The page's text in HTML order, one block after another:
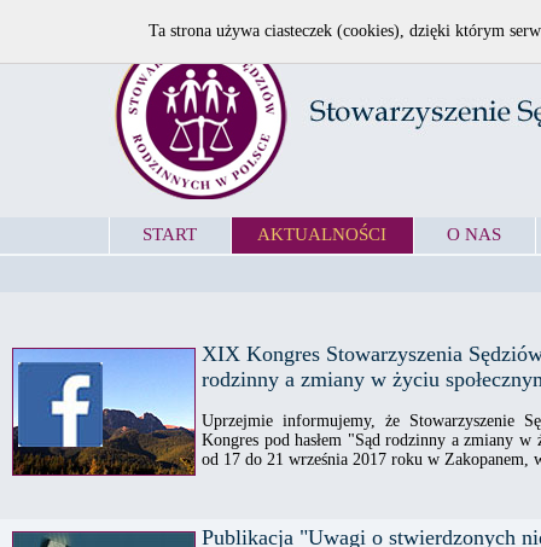
START AKTUALNOŚCI O NAS
XIX Kongres Stowarzyszenia
rodzinny a zmiany w życiu
Uprzejmie informujemy, że Stowarzyszenie
Kongres pod hasłem "Sąd rodzinny a zmiany
od 17 do 21 września 2017 roku w
Publikacja "Uwagi o stwierdzonych
Ta strona używa ciasteczek (cookies), dzięki którym